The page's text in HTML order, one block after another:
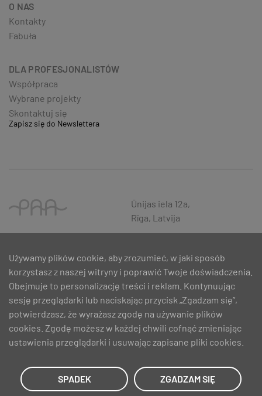
O NAS
Kontakty
Fabuła
DLA PROFESJONALISTÓW
Współpraca
Wybrane projekty
Skontaktuj się
Zapisz się do Newslettera
Ūnijas iela 12a,
Rīga, Latvija
saņemšanu pasākuma “Atbalsts MVU inovatīvas uzņēmējdarbības
attīstībai”, ko līdzfinansē Eiropas Reģionālās attīstības fonds.
Używamy plików cookie, aby zrozumieć, w jaki sposób
korzystasz z naszej witryny i poprawić Twoje doświadczenia.
Obejmuje to personalizację treści i reklam. Kontynuując
sesję przeglądarki lub naciskając przycisk „Zgadzam się”,
potwierdzasz, że wyrażasz zgodę na używanie plików
cookies. Zgodę możesz w każdej chwili cofnąć zmieniając
ustawienia przeglądarki i usuwając zapisane pliki cookies.
SPADEK ZGADZAM SIĘ